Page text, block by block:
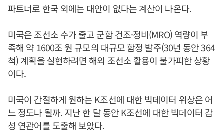
파트너로 한국 외에는 대안이 없다는 계산이 나온다.
미국은 조선소 수가 줄고 군함 건조·정비(MRO) 역량이 부
족해 약 1600조 원 규모의 대규모 함정 발주(30년 동안 364
척) 계획을 실현하려면 해외 조선소 활용이 불가피한 상황
이다.
미국이 간절하게 원하는 K조선에 대한 빅데이터 위상은 어
느 정도나 될까. 지난 한 달 동안 K조선에 대한 빅데이터 감
성 연관어를 도출해 보았다.